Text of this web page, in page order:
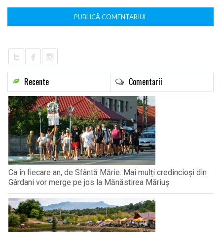
Recente Comentarii
Ca în fiecare an, de Sfântă Mărie: Mai mulți credincioși din
Gârdani vor merge pe jos la Mănăstirea Măriuș